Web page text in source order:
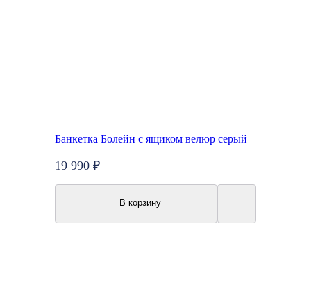
Банкетка Болейн с ящиком велюр серый
19 990 ₽
В корзину